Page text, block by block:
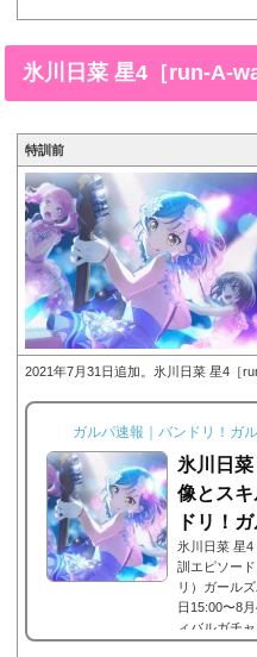
の星4、氷川
道］※画像を
■特訓後■SD
氷川日菜 星4［run-A-
特訓前
2021年7月31日追加。氷川日菜 星4［
ガルパ速報｜バンドリ！ガ
氷川日
像とス
ドリ！ガ
氷川日菜 星
訓エピソー
リ）ガール
日15:00〜8
ィバルガチ